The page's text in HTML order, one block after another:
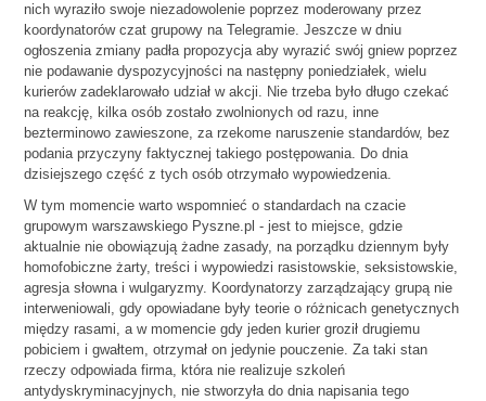
nich wyraziło swoje niezadowolenie poprzez moderowany przez
koordynatorów czat grupowy na Telegramie. Jeszcze w dniu
ogłoszenia zmiany padła propozycja aby wyrazić swój gniew poprzez
nie podawanie dyspozycyjności na następny poniedziałek, wielu
kurierów zadeklarowało udział w akcji. Nie trzeba było długo czekać
na reakcję, kilka osób zostało zwolnionych od razu, inne
bezterminowo zawieszone, za rzekome naruszenie standardów, bez
podania przyczyny faktycznej takiego postępowania. Do dnia
dzisiejszego część z tych osób otrzymało wypowiedzenia.
W tym momencie warto wspomnieć o standardach na czacie
grupowym warszawskiego Pyszne.pl - jest to miejsce, gdzie
aktualnie nie obowiązują żadne zasady, na porządku dziennym były
homofobiczne żarty, treści i wypowiedzi rasistowskie, seksistowskie,
agresja słowna i wulgaryzmy. Koordynatorzy zarządzający grupą nie
interweniowali, gdy opowiadane były teorie o różnicach genetycznych
między rasami, a w momencie gdy jeden kurier groził drugiemu
pobiciem i gwałtem, otrzymał on jedynie pouczenie. Za taki stan
rzeczy odpowiada firma, która nie realizuje szkoleń
antydyskryminacyjnych, nie stworzyła do dnia napisania tego